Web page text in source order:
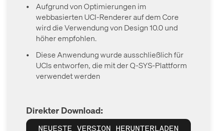
•
Aufgrund von Optimierungen im
webbasierten UCI-Renderer auf dem Core
wird die Verwendung von Design 10.0 und
höher empfohlen.
•
Diese Anwendung wurde ausschließlich für
UCIs entworfen, die mit der Q-SYS-Plattform
verwendet werden
Direkter Download:
NEUESTE VERSION HERUNTERLADEN